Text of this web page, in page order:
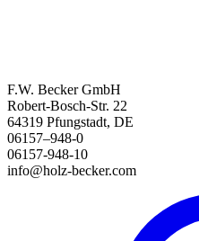
F.W. Becker GmbH
Robert-Bosch-Str. 22
64319 Pfungstadt, DE
06157–948-0
06157-948-10
info@holz-becker.com